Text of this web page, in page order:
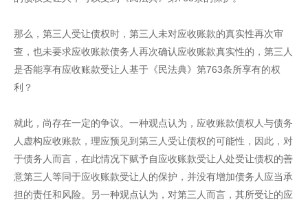
那么，第三人受让债权时，第三人未对应收账款的真实性再次审
查，也未要求应收账款债务人再次确认应收账款真实性的，第三人
是否能享有应收账款受让人基于《民法典》第763条所享有的权
利？
就此，尚存在一定的争议。一种观点认为，应收账款债权人与债务
人虚构应收账款，理应预见到第三人受让债权的可能性，因此，对
于债务人而言，在此情况下赋予自应收账款受让人处受让债权的善
意第三人等同于应收账款受让人的保护，并没有增加债务人应当承
担的责任和风险。另一种观点认为，对第三人而言，其所受让的应